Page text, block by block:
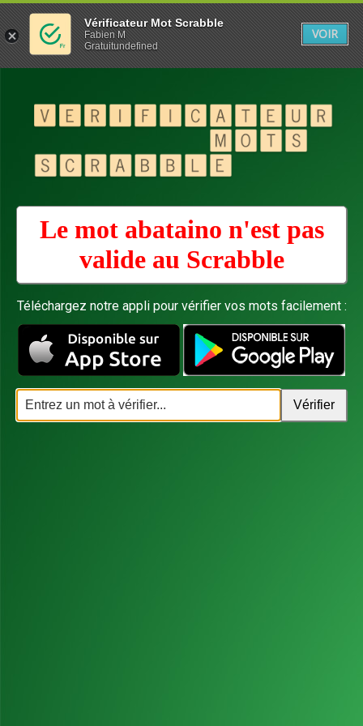
Le mot abataino n'est pas
valide au Scrabble
Téléchargez notre appli pour vérifier vos mots facilement :
Vérificateur Mot Scrabble
Fabien M
Gratuitundefined
VOIR